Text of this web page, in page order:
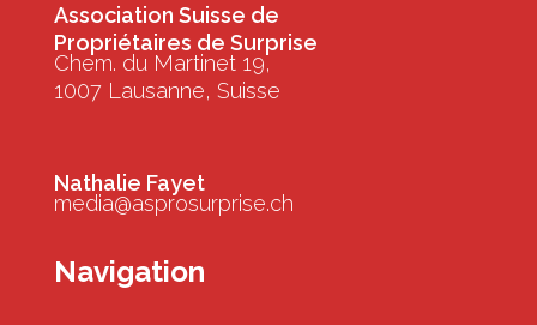
Association Suisse de
Propriétaires de Surprise
Chem. du Martinet 19,
1007 Lausanne, Suisse
Nathalie Fayet
media@asprosurprise.ch
Navigation